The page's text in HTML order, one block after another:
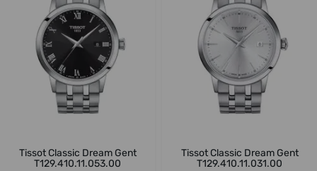
Tissot Classic Dream Gent
T129.410.11.053.00
Tissot Classic Dream Gent
T129.410.11.031.00